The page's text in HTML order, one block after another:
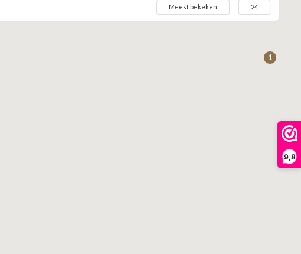
9,8
Meest bekeken 24
1